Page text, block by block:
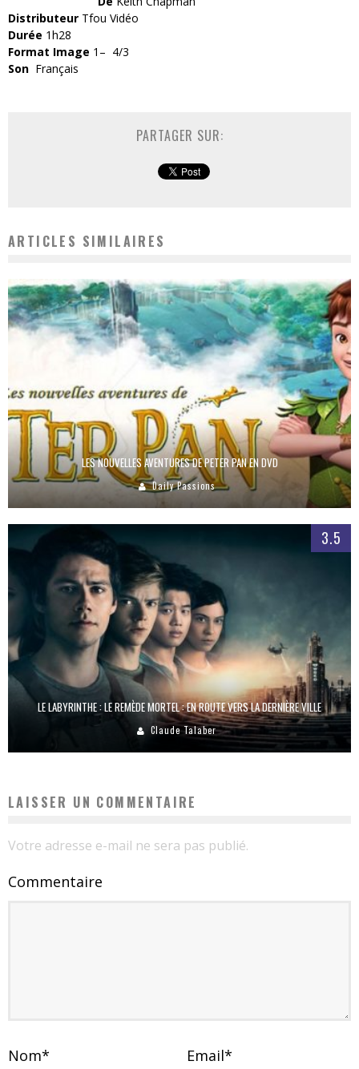
Distributeur Tfou Vidéo
Durée 1h28
Format Image 1– 4/3
Son Français
PARTAGER SUR:
ARTICLES SIMILAIRES
LES NOUVELLES AVENTURES DE PETER PAN EN DVD
Daily Passions
3.5
LE LABYRINTHE : LE REMÈDE MORTEL : EN ROUTE VERS LA DERNIÈRE VILLE
Claude Talaber
LAISSER UN COMMENTAIRE
Votre adresse e-mail ne sera pas publié.
Commentaire
Nom* Email*